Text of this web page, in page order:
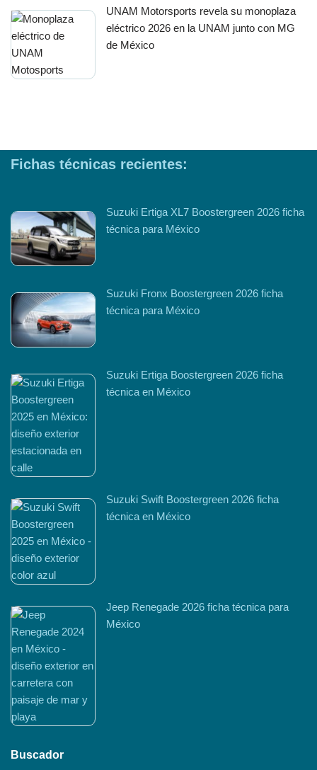
UNAM Motorsports revela su monoplaza
eléctrico 2026 en la UNAM junto con MG
de México
Fichas técnicas recientes:
Suzuki Ertiga XL7 Boostergreen 2026 ficha
técnica para México
Suzuki Fronx Boostergreen 2026 ficha
técnica para México
Suzuki Ertiga Boostergreen 2026 ficha
técnica en México
Suzuki Swift Boostergreen 2026 ficha
técnica en México
Jeep Renegade 2026 ficha técnica para
México
Buscador